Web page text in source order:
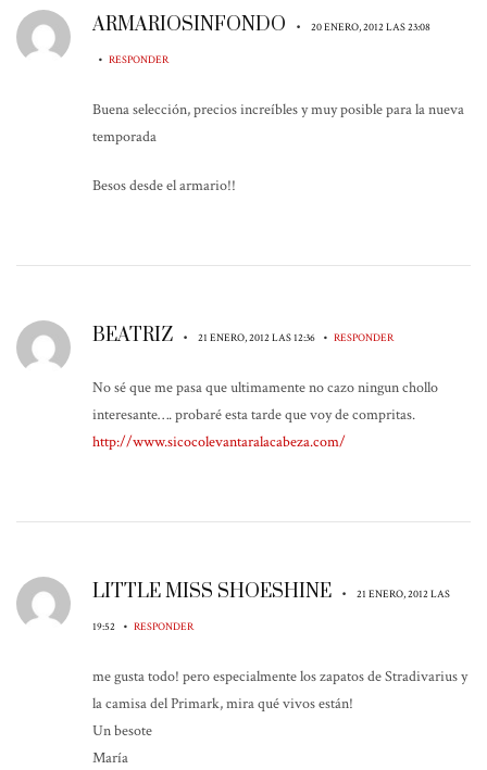
ARMARIOSINFONDO • 20 ENERO, 2012 LAS 23:08
• RESPONDER
Buena selección, precios increíbles y muy posible para la nueva
temporada
Besos desde el armario!!
BEATRIZ • 21 ENERO, 2012 LAS 12:36 • RESPONDER
No sé que me pasa que ultimamente no cazo ningun chollo
interesante…. probaré esta tarde que voy de compritas.
http://www.sicocolevantaralacabeza.com/
LITTLE MISS SHOESHINE • 21 ENERO, 2012 LAS
19:52 • RESPONDER
me gusta todo! pero especialmente los zapatos de Stradivarius y
la camisa del Primark, mira qué vivos están!
Un besote
María